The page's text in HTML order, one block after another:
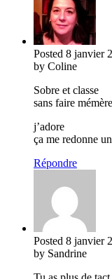
Posted 8 janvier
by Coline
Sobre et classe
sans faire
j’adore
ça me redonne
Répondre
Posted 8 janvier
by Sandrine